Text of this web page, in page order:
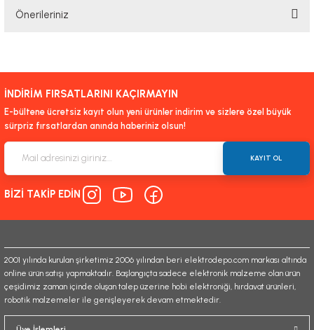
Önerileriniz
yetersiz gördüğünüz noktaları öneri formunu kullanarak tarafımıza
iletebilirsiniz.
Görüş ve önerileriniz için teşekkür ederiz.
Ürün açıklamasında eksik bilgiler bulunuyor.
Ürün bilgilerinde hatalar bulunuyor.
Ürün fiyatı diğer sitelerden daha pahalı.
Gönder
İNDİRİM FIRSATLARINI KAÇIRMAYIN
E-bültene ücretsiz kayıt olun yeni ürünler indirim ve sizlere özel büyük
sürpriz fırsatlardan anında haberiniz olsun!
KAYIT OL
BİZİ TAKİP EDİN
2001 yılında kurulan şirketimiz 2006 yılından beri elektrodepo.com markası altında
online ürün satışı yapmaktadır. Başlangıçta sadece elektronik malzeme olan ürün
çeşidimiz zaman içinde oluşan talep üzerine hobi elektroniği, hırdavat ürünleri,
robotik malzemeler ile genişleyerek devam etmektedir.